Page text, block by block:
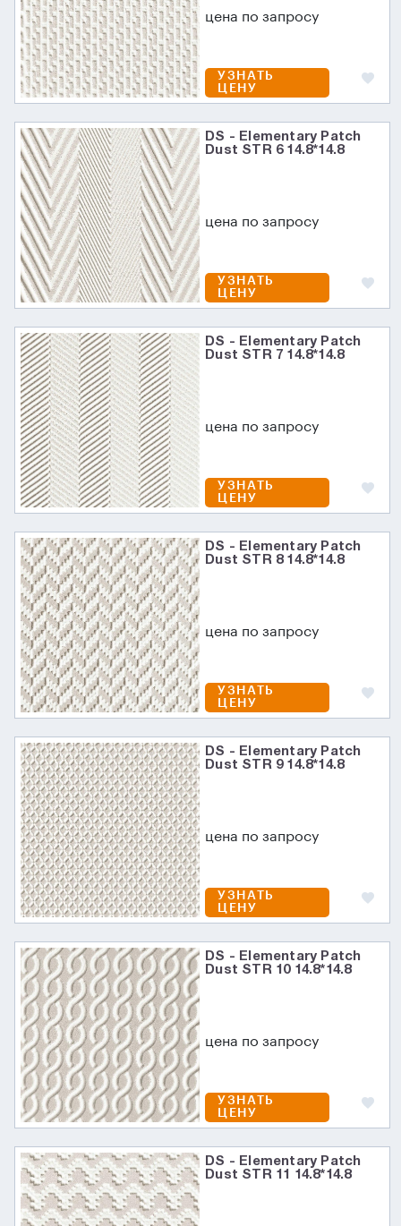
цена по запросу
УЗНАТЬ
ЦЕНУ
DS - Elementary Patch
Dust STR 6 14.8*14.8
цена по запросу
УЗНАТЬ
ЦЕНУ
DS - Elementary Patch
Dust STR 7 14.8*14.8
цена по запросу
УЗНАТЬ
ЦЕНУ
DS - Elementary Patch
Dust STR 8 14.8*14.8
цена по запросу
УЗНАТЬ
ЦЕНУ
DS - Elementary Patch
Dust STR 9 14.8*14.8
цена по запросу
УЗНАТЬ
ЦЕНУ
DS - Elementary Patch
Dust STR 10 14.8*14.8
цена по запросу
УЗНАТЬ
ЦЕНУ
DS - Elementary Patch
Dust STR 11 14.8*14.8